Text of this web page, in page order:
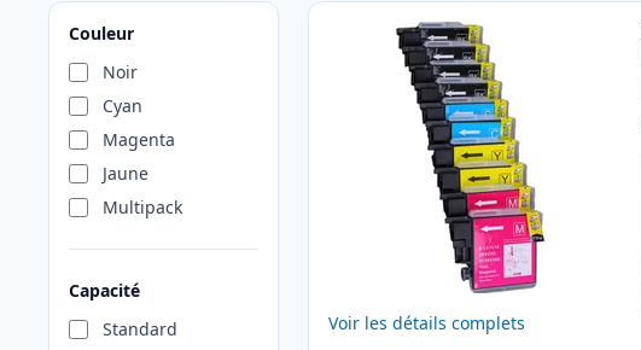
Couleur
Noir
Cyan
Magenta
Jaune
Multipack
Capacité
Standard
Produits
Voir les détails complets